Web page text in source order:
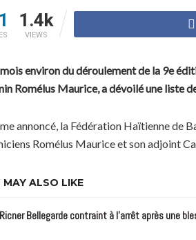
1.4k
VIEWS
environ du déroulement de la 9e
Romélus Maurice, a dévoilé une liste
annoncé, la Fédération Haïtienne de
Romélus Maurice et son adjoint
MAY ALSO LIKE
Bellegarde contraint à l’arrêt après une